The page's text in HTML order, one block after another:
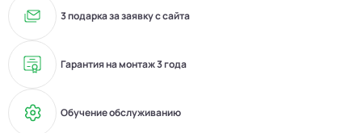
3 подарка за заявку с сайта
Гарантия на монтаж 3 года
Обучение обслуживанию